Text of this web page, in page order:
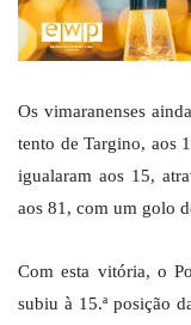
Os vimaranenses
tento de Targino, aos
igualaram aos 15,
aos 81, com um golo
Com esta vitória, o
subiu à 15.ª posição